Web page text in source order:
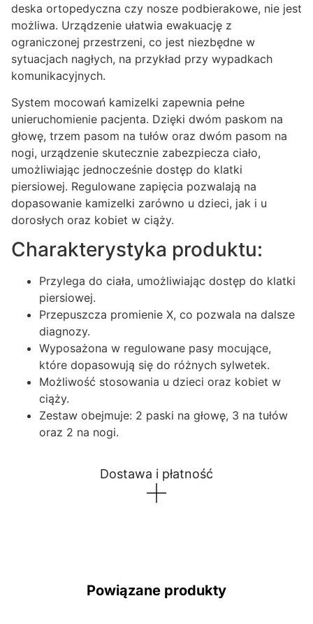
deska ortopedyczna czy nosze podbierakowe, nie jest
możliwa. Urządzenie ułatwia ewakuację z
ograniczonej przestrzeni, co jest niezbędne w
sytuacjach nagłych, na przykład przy wypadkach
komunikacyjnych.
System mocowań kamizelki zapewnia pełne
unieruchomienie pacjenta. Dzięki dwóm paskom na
głowę, trzem pasom na tułów oraz dwóm pasom na
nogi, urządzenie skutecznie zabezpiecza ciało,
umożliwiając jednocześnie dostęp do klatki
piersiowej. Regulowane zapięcia pozwalają na
dopasowanie kamizelki zarówno u dzieci, jak i u
dorosłych oraz kobiet w ciąży.
Charakterystyka produktu:
Przylega do ciała, umożliwiając dostęp do klatki
piersiowej.
Przepuszcza promienie X, co pozwala na dalsze
diagnozy.
Wyposażona w regulowane pasy mocujące,
które dopasowują się do różnych sylwetek.
Możliwość stosowania u dzieci oraz kobiet w
ciąży.
Zestaw obejmuje: 2 paski na głowę, 3 na tułów
oraz 2 na nogi.
Dostawa i płatność
Powiązane produkty